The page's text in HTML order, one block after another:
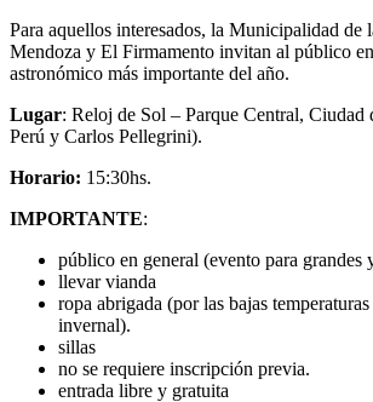
Para aquellos interesados, la Municipalidad de
Mendoza y El Firmamento invitan al público
astronómico más importante del año.
Lugar: Reloj de Sol – Parque Central, Ciudad
Perú y Carlos Pellegrini).
Horario: 15:30hs.
IMPORTANTE:
público en general (evento para grandes
llevar vianda
ropa abrigada (por las bajas
invernal).
sillas
no se requiere inscripción previa.
entrada libre y gratuita